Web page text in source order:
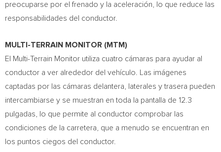
preocuparse por el frenado y la aceleración, lo que reduce las
responsabilidades del conductor.
MULTI-TERRAIN MONITOR (MTM)
El Multi-Terrain Monitor utiliza cuatro cámaras para ayudar al
conductor a ver alrededor del vehículo. Las imágenes
captadas por las cámaras delantera, laterales y trasera pueden
intercambiarse y se muestran en toda la pantalla de 12.3
pulgadas, lo que permite al conductor comprobar las
condiciones de la carretera, que a menudo se encuentran en
los puntos ciegos del conductor.